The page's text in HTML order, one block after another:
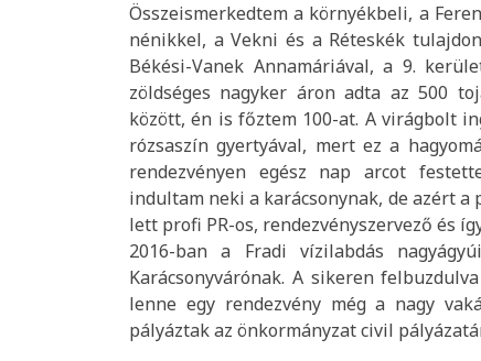
Összeismerkedtem a környékbeli, a
nénikkel, a Vekni és a Réteskék
Békési-Vanek Annamáriával, a 9.
zöldséges nagyker áron adta az 500
között, én is főztem 100-at. A virágbolt
rózsaszín gyertyával, mert ez a
rendezvényen egész nap arcot
indultam neki a karácsonynak, de azért
lett profi PR-os, rendezvényszervező és
2016-ban a Fradi vízilabdás
Karácsonyvárónak. A sikeren
lenne egy rendezvény még a nagy
pályáztak az önkormányzat civil